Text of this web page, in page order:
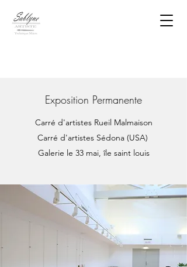
Exposition Permanente
Carré d'artistes Rueil Malmaison
Carré d'artistes Sédona (USA)
Galerie le 33 mai, île saint louis